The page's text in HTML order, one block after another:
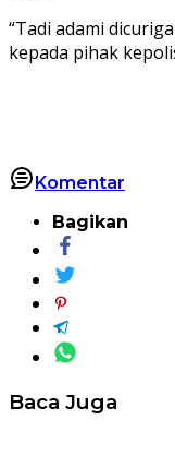
“Tadi adami
kepada pihak
Komentar
Bagikan
Baca Juga